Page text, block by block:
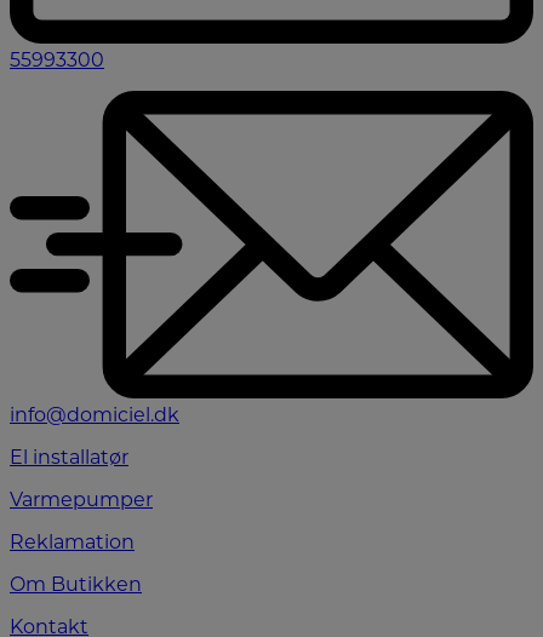
55993300
info@domiciel.dk
El installatør
Varmepumper
Reklamation
Om Butikken
Kontakt